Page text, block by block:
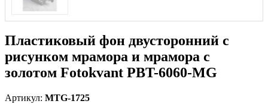
Пластиковый фон двусторонний с
рисунком мрамора и мрамора с
золотом Fotokvant PBT-6060-MG
Артикул: MTG-1725